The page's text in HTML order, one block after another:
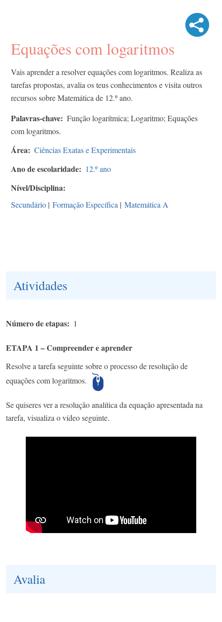
Equações com logaritmos
Vais aprender a resolver equações com logaritmos. Realiza as
tarefas propostas, avalia os teus conhecimentos e visita outros
recursos sobre Matemática de 12.º ano.
Palavras-chave
Função logarítmica; Logaritmo; Equações
com logaritmos.
Área Ciências Exatas e Experimentais
Ano de escolaridade 12.º ano
Nível/Disciplina
Secundário | Formação Específica | Matemática A
Atividades
Número de etapas 1
ETAPA 1 – Compreender e aprender
Resolve a tarefa seguinte sobre o processo de resolução de
equações com logaritmos.
Se quiseres ver a resolução analítica da equação apresentada na
tarefa, visualiza o vídeo seguinte.
Avalia